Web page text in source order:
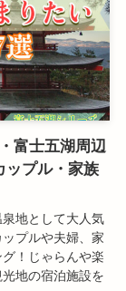
富士五湖周辺
ップル・家族
地として大人気
プルや夫婦、家
！じゃらんや楽
地の宿泊施設を